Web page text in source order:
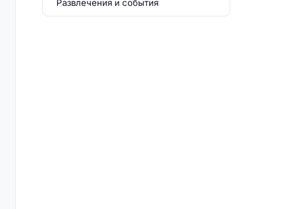
Развлечения и события